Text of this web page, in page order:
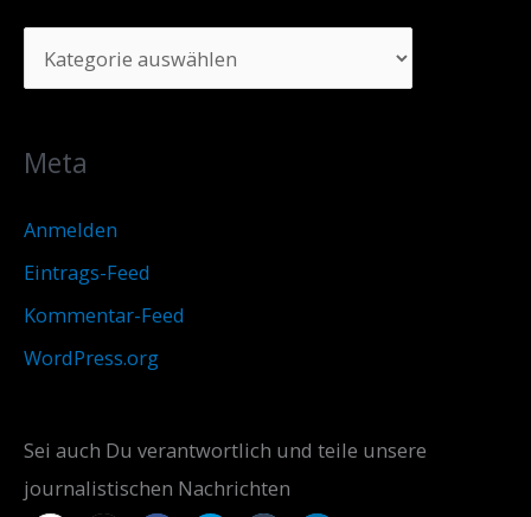
Meta
Anmelden
Eintrags-Feed
Kommentar-Feed
WordPress.org
Sei auch Du verantwortlich und teile unsere
journalistischen Nachrichten